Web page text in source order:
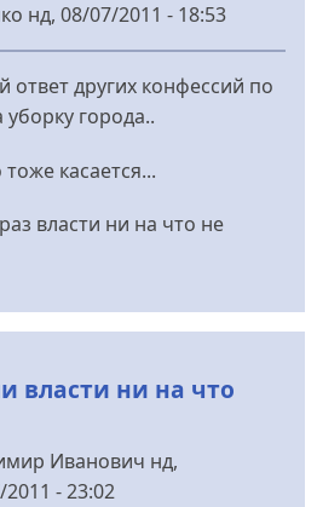
нд, 08/07/2011 - 18:53
других конфессий по
города..
касается...
власти ни на что не
власти ни на что
Иванович нд,
- 23:02